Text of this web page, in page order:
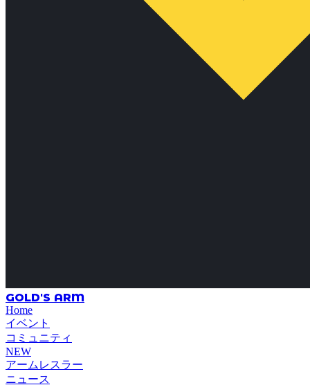
GOLD'S ARM
Home
イベント
コミュニティ
NEW
アームレスラー
ニュース